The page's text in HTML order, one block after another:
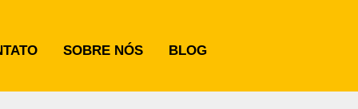
SOBRE NÓS BLOG